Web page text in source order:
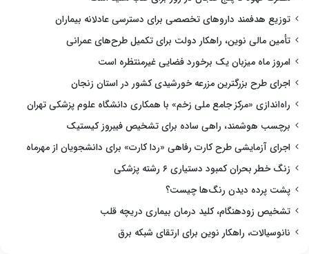
توزیع هدفمند داروهای تخصصی برای دسترسی عادلانه بیماران
تأمین مالی نوین، راهکار دولت برای تکمیل طرح‌های عمرانی
امروز ماه میزبان یک برخورد فضایی غیرمنتظره است
اجرای طرح بزرگترین مزرعه خورشیدی کشور در استان زنجان
راه‌اندازی «مرکز جامع ملی زخم» با همکاری دانشگاه علوم پزشکی تهران
برچسب هوشمند، راهی ساده برای تشخیص فیبروز کیستیک
اجرای آزمایشی طرح کارت رفاهی «ردا کارت» برای دانشجویان از مهرماه
زنگ خطر بحران کمبود دستیاری ۶ رشته پزشکی
پشت پرده دیدن رنگ‌ها چیست؟
تشخیص زودهنگام، کلید درمان بیماری دریچه قلب
نانوسیالات، راهکار نوین برای ارتقای شبکه برق